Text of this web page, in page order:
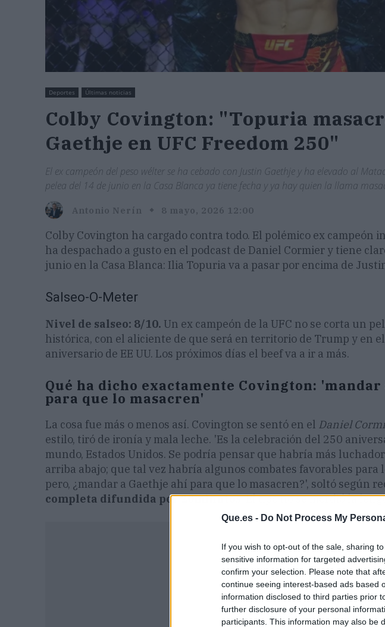
Que.es - Do Not Process My
If you wish to opt-out of the sale, sharing
sensitive information for targeted
confirm your selection. Please note that
continue seeing interest-based ads based
information disclosed to third parties prior
further disclosure of your personal
participants. This information may also be
Deportes Últimas noticias
Colby Covington: "Topuria
Gaethje en UFC Freedom 250"
El ex campeón del peso wélter se ha cebado con Justin Gaethje y ha elevado al
pelea del 14 de junio en la Casa Blanca ya tiene fecha y ya hay quien la llama
Antonio Nerín 8 mayo, 2026 12:00
Colby Covington ha cargado contra todo. El polémico ex campeón
ha despachado a gusto en el podcast de Daniel Cormier y tiene
junio en la Casa Blanca: Ilia Topuria va a pasar por encima de
Salseo-O-Meter
Nivel de salseo: 8/10. Un ex campeón de la UFC no se corta un
histórica, con el aliciente de que será en territorio de Trump y en
aniversario de EE UU. Los próximos días el beef va a ir a más.
Qué ha dicho exactamente Covington: 'mandar
para que lo masacren'
La cosa fue más o menos así. Covington se sentó en el Daniel
estilo, tiró de ironía y mala leche. 'Es la celebración del 250
mundo, Estados Unidos. Se podría pensar que habría más
arriba abajo; que tal vez habría algunos combates favorables para
pero, ¿mandar a Gaethje ahí para que lo masacren?', soltó según
completa difundida por 20minutos. El tipo no se mordió la